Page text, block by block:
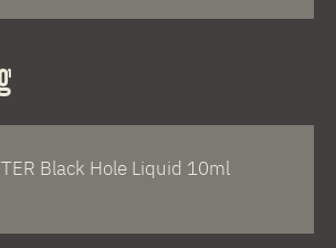
Black Hole Liquid 10ml